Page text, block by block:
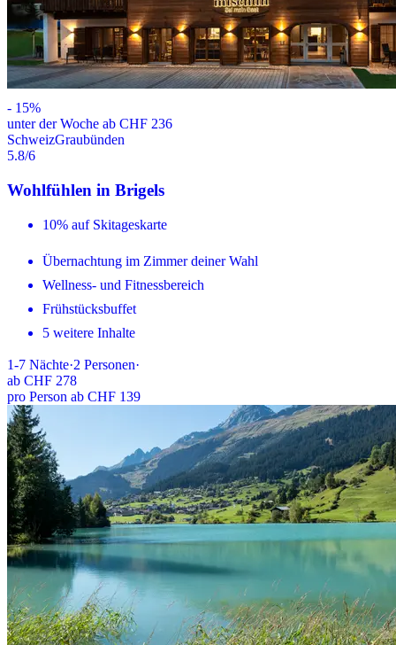
- 15%
unter der Woche ab CHF 236
SchweizGraubünden
5.8/6
Wohlfühlen in Brigels
10% auf Skitageskarte
Übernachtung im Zimmer deiner Wahl
Wellness- und Fitnessbereich
Frühstücksbuffet
5 weitere Inhalte
1-7 Nächte·2 Personen·
ab CHF 278
pro Person ab CHF 139